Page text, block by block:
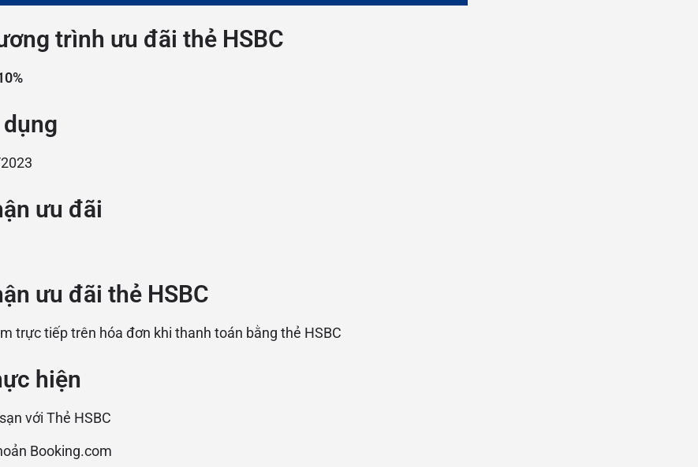
trình ưu đãi thẻ HSBC
ưu đãi
ưu đãi thẻ HSBC
trực tiếp trên hóa đơn khi thanh toán bằng thẻ HSBC
hiện
với Thẻ HSBC
Booking.com